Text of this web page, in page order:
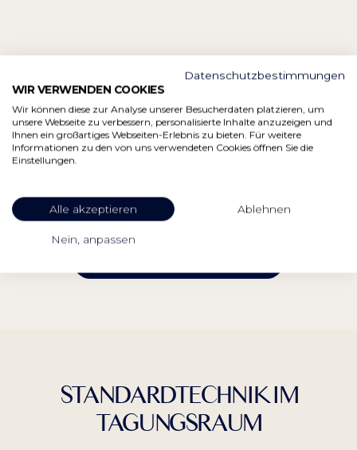
IHR PERSÖNLICHER
ANSPRECHPARTNER
+49 (0) 8821 821-0
STANDARDTECHNIK IM
TAGUNGSRAUM
Datenschutzbestimmungen
WIR VERWENDEN COOKIES
Wir können diese zur Analyse unserer Besucherdaten platzieren, um
unsere Webseite zu verbessern, personalisierte Inhalte anzuzeigen und
Ihnen ein großartiges Webseiten-Erlebnis zu bieten. Für weitere
Informationen zu den von uns verwendeten Cookies öffnen Sie die
Einstellungen.
Alle akzeptieren Ablehnen
Nein, anpassen